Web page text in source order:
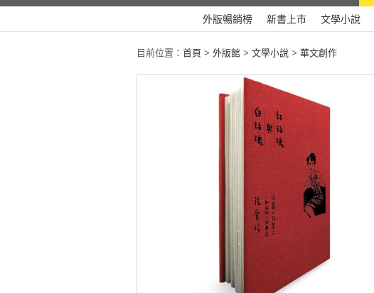
外版暢銷榜 新書上市 文學小說
目前位置： 首頁 > 外版館 > 文學小說 > 華文創作